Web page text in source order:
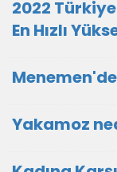
2022
En Hızlı
Yakamoz